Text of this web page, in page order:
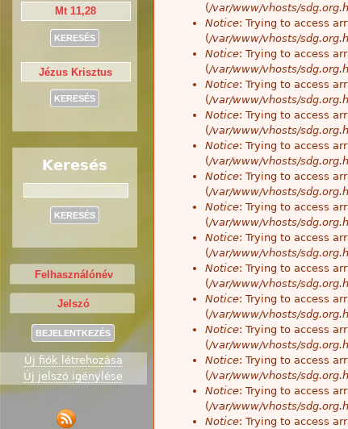
(/var/www/vhosts/
Notice: Trying to access
(/var/www/vhosts/
Notice: Trying to access
(/var/www/vhosts/
Notice: Trying to access
(/var/www/vhosts/
Notice: Trying to access
(/var/www/vhosts/
Notice: Trying to access
(/var/www/vhosts/
Notice: Trying to access
(/var/www/vhosts/
Notice: Trying to access
(/var/www/vhosts/
Notice: Trying to access
(/var/www/vhosts/
Notice: Trying to access
(/var/www/vhosts/
Notice: Trying to access
(/var/www/vhosts/
Notice: Trying to access
(/var/www/vhosts/
Notice: Trying to access
(/var/www/vhosts/
Notice: Trying to access
(/var/www/vhosts/
Notice: Trying to access
Keresés
Új fiók létrehozása
Új jelszó igénylése